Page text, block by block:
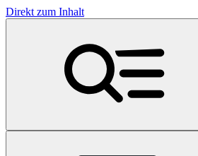
Direkt zum Inhalt